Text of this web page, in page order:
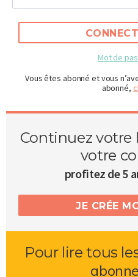
Mot de
Vous êtes abonné et vous
abonné,
Continuez votre
votre
profitez de 5
JE CRÉE
Pour lire tous